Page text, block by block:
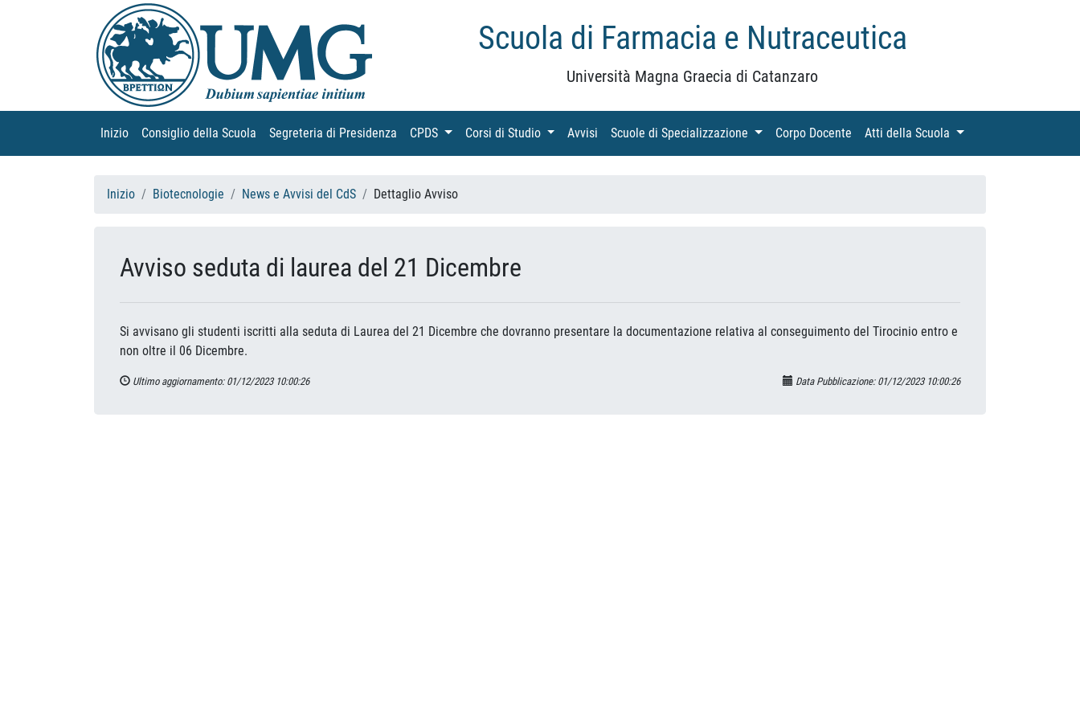
Scuola di Farmacia e Nutraceutica
Università Magna Graecia di Catanzaro
Inizio (current)
Consiglio della Scuola (current)
Segreteria di Presidenza (current)
CPDS (current)Corsi di Studio (current)
Avvisi (current)
Scuole di Specializzazione (current)Corpo Docente (current)
Atti della Scuola (current)
Inizio Biotecnologie News e Avvisi del CdS Dettaglio Avviso
Avviso seduta di laurea del 21 Dicembre
Si avvisano gli studenti iscritti alla seduta di Laurea del 21 Dicembre che dovranno presentare la documentazione relativa al conseguimento del Tirocinio entro e
non oltre il 06 Dicembre.
Ultimo aggiornamento: 01/12/2023 10:00:26 Data Pubblicazione: 01/12/2023 10:00:26